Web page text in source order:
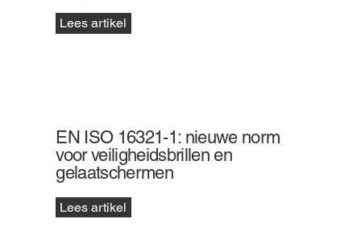
Lees artikel
EN ISO 16321-1: nieuwe norm
voor veiligheidsbrillen en
gelaatschermen
Lees artikel